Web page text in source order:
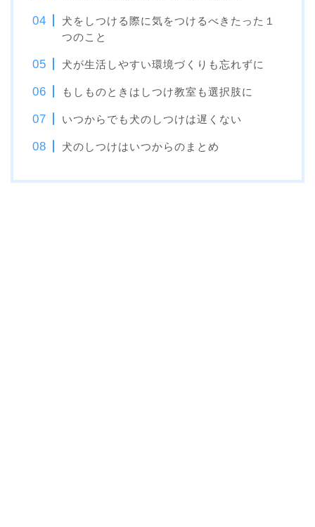
犬をしつける際に気をつけるべきたった１
つのこと
犬が生活しやすい環境づくりも忘れずに
もしものときはしつけ教室も選択肢に
いつからでも犬のしつけは遅くない
犬のしつけはいつからのまとめ